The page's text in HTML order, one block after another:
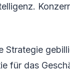
Strategie
für das